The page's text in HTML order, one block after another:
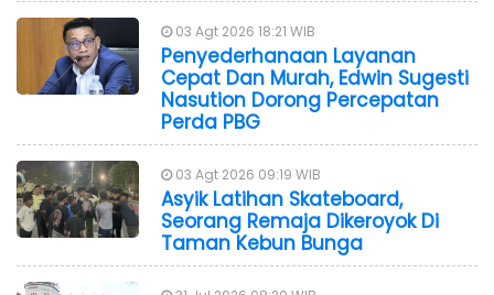
03 Agt 2026 18:21 WIB
Penyederhanaan Layanan
Cepat Dan Murah, Edwin Sugesti
Nasution Dorong Percepatan
Perda PBG
03 Agt 2026 09:19 WIB
Asyik Latihan Skateboard,
Seorang Remaja Dikeroyok Di
Taman Kebun Bunga